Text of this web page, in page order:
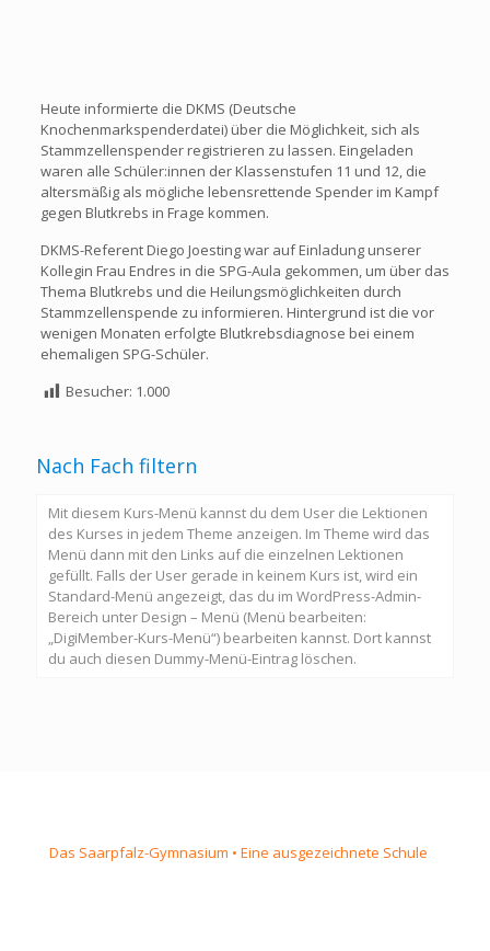
Heute informierte die DKMS (Deutsche
Knochenmarkspenderdatei) über die Möglichkeit, sich als
Stammzellenspender registrieren zu lassen. Eingeladen
waren alle Schüler:innen der Klassenstufen 11 und 12, die
altersmäßig als mögliche lebensrettende Spender im Kampf
gegen Blutkrebs in Frage kommen.
DKMS-Referent Diego Joesting war auf Einladung unserer
Kollegin Frau Endres in die SPG-Aula gekommen, um über das
Thema Blutkrebs und die Heilungsmöglichkeiten durch
Stammzellenspende zu informieren. Hintergrund ist die vor
wenigen Monaten erfolgte Blutkrebsdiagnose bei einem
ehemaligen SPG-Schüler.
Besucher: 1.000
Nach Fach filtern
Mit diesem Kurs-Menü kannst du dem User die Lektionen
des Kurses in jedem Theme anzeigen. Im Theme wird das
Menü dann mit den Links auf die einzelnen Lektionen
gefüllt. Falls der User gerade in keinem Kurs ist, wird ein
Standard-Menü angezeigt, das du im WordPress-Admin-
Bereich unter Design – Menü (Menü bearbeiten:
„DigiMember-Kurs-Menü“) bearbeiten kannst. Dort kannst
du auch diesen Dummy-Menü-Eintrag löschen.
Das Saarpfalz-Gymnasium • Eine ausgezeichnete Schule